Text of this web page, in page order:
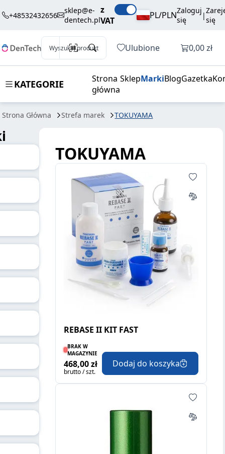
+48532432656
sklep@e-
dentech.pl
z
VAT
PL/PLNZaloguj
się
|się
Wyszukaj produkt Ulubione Otwórz
0,00 zł
KATEGORIE
Strona
główna
SklepMarkiBlogGazetka
Strona Główna Strefa marek TOKUYAMA
TOKUYAMA
REBASE II KIT FAST
BRAK W
MAGAZYNIE
468,00 zł
brutto / szt.
Dodaj do koszyka